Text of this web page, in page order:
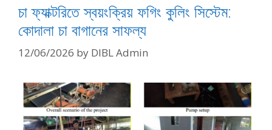
চা ফ্যাক্টরিতে স্বয়ংক্রিয় ফগিং কুলিং সিস্টেম:
কোদালা চা বাগানের সাফল্য
12/06/2026 by DIBL Admin